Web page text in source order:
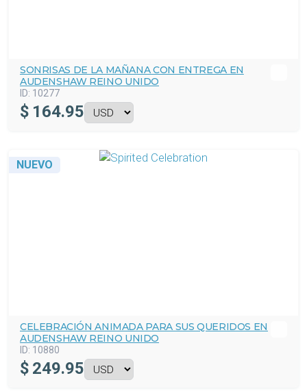
SONRISAS DE LA MAÑANA CON ENTREGA EN
AUDENSHAW REINO UNIDO
ID: 10277
$ 164.95
NUEVO
CELEBRACIÓN ANIMADA PARA SUS QUERIDOS EN
AUDENSHAW REINO UNIDO
ID: 10880
$ 249.95